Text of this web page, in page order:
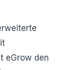
eGrow den